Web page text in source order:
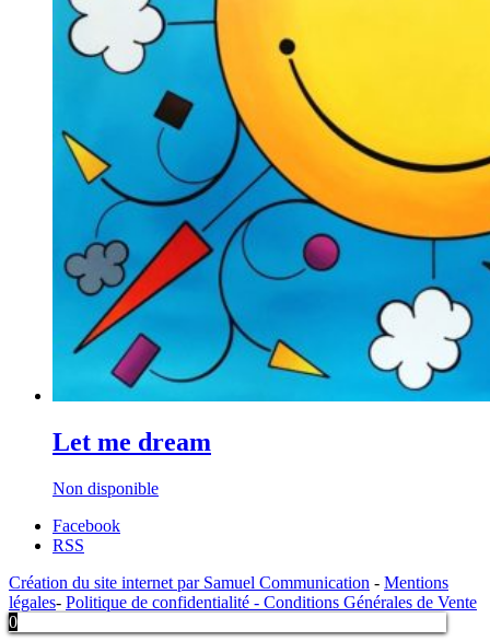
Let me dream
Non disponible
Facebook
RSS
Création du site internet par Samuel Communication - Mentions
légales- Politique de confidentialité - Conditions Générales de Vente
0